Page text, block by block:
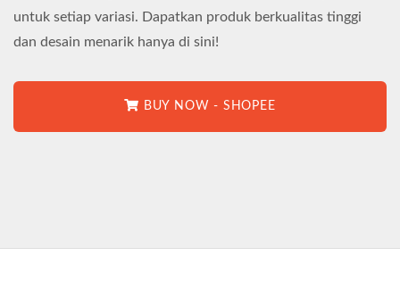
untuk setiap variasi. Dapatkan produk berkualitas tinggi
dan desain menarik hanya di sini!
BUY NOW - SHOPEE